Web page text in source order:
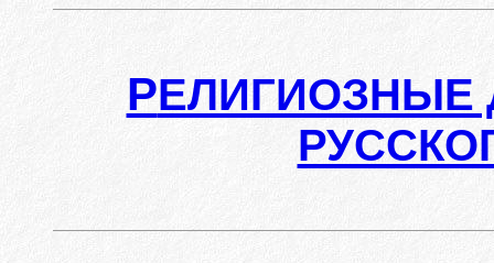
РЕЛИГИОЗНЫЕ